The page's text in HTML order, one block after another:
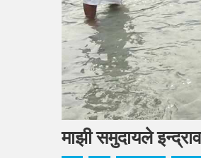
माझी समुदायले